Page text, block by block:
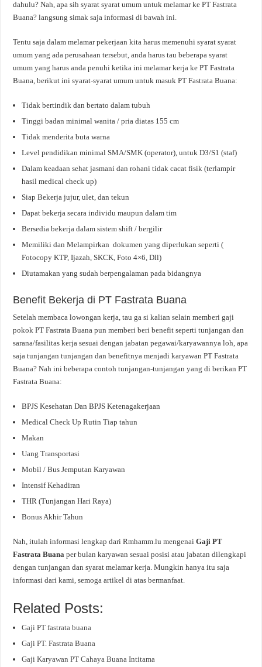
dahulu? Nah, apa sih syarat syarat umum untuk melamar ke PT Fastrata
Buana? langsung simak saja informasi di bawah ini.
Tentu saja dalam melamar pekerjaan kita harus memenuhi syarat syarat
umum yang ada perusahaan tersebut, anda harus tau beberapa syarat
umum yang harus anda penuhi ketika ini melamar kerja ke PT Fastrata
Buana, berikut ini syarat-syarat umum untuk masuk PT Fastrata Buana:
Tidak bertindik dan bertato dalam tubuh
Tinggi badan minimal wanita / pria diatas 155 cm
Tidak menderita buta warna
Level pendidikan minimal SMA/SMK (operator), untuk D3/S1 (staf)
Dalam keadaan sehat jasmani dan rohani tidak cacat fisik (terlampir
hasil medical check up)
Siap Bekerja jujur, ulet, dan tekun
Dapat bekerja secara individu maupun dalam tim
Bersedia bekerja dalam sistem shift / bergilir
Memiliki dan Melampirkan dokumen yang diperlukan seperti (
Fotocopy KTP, Ijazah, SKCK, Foto 4×6, Dll)
Diutamakan yang sudah berpengalaman pada bidangnya
Benefit Bekerja di PT Fastrata Buana
Setelah membaca lowongan kerja, tau ga si kalian selain memberi gaji
pokok PT Fastrata Buana pun memberi beri benefit seperti tunjangan dan
sarana/fasilitas kerja sesuai dengan jabatan pegawai/karyawannya loh, apa
saja tunjangan tunjangan dan benefitnya menjadi karyawan PT Fastrata
Buana? Nah ini beberapa contoh tunjangan-tunjangan yang di berikan PT
Fastrata Buana:
BPJS Kesehatan Dan BPJS Ketenagakerjaan
Medical Check Up Rutin Tiap tahun
Makan
Uang Transportasi
Mobil / Bus Jemputan Karyawan
Intensif Kehadiran
THR (Tunjangan Hari Raya)
Bonus Akhir Tahun
Nah, itulah informasi lengkap dari Rmhamm.lu mengenaiGaji PT
Fastrata Buana per bulan karyawan sesuai posisi atau jabatan dilengkapi
dengan tunjangan dan syarat melamar kerja. Mungkin hanya itu saja
informasi dari kami, semoga artikel di atas bermanfaat.
Related Posts:
Gaji PT fastrata buana
Gaji PT. Fastrata Buana
Gaji Karyawan PT Cahaya Buana Intitama